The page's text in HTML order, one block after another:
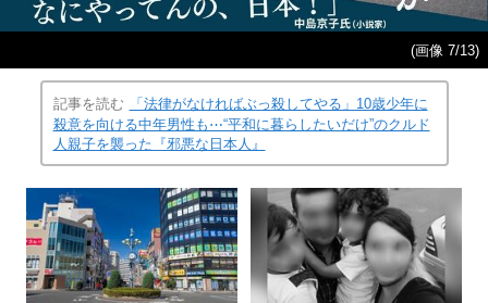
(画像 7/13)
記事を読む
「法律がなければぶっ殺してやる」10歳少年に
殺意を向ける中年男性も⋯“平和に暮らしたいだけ”のクルド
人親子を襲った『邪悪な日本人』